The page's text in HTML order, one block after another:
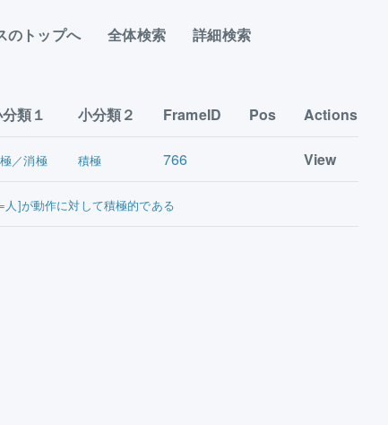
のトップへ 全体検索 詳細検索
類１ 小分類２ FrameID Pos Actions
／消極 積極 766 View
人]が動作に対して積極的である